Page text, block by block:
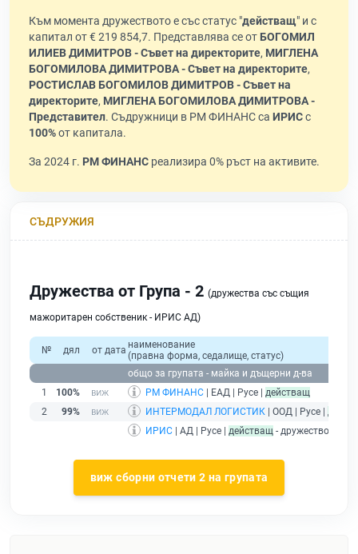
Към момента дружеството е със статус "действащ" и с
капитал от € 219 854,7. Представлява се отБОГОМИЛ
ИЛИЕВ ДИМИТРОВ - Съвет на директорите, МИГЛЕНА
БОГОМИЛОВА ДИМИТРОВА - Съвет на директорите,
РОСТИСЛАВ БОГОМИЛОВ ДИМИТРОВ - Съвет на
директорите, МИГЛЕНА БОГОМИЛОВА ДИМИТРОВА -
Представител. Съдружници в РМ ФИНАНС са ИРИСс
100%от капитала.
За 2024 г. РМ ФИНАНС реализира 0% ръст на активите.
СЪДРУЖИЯ
Дружества от Група - 2 (дружества със същия
мажоритарен собственик - ИРИС АД)
№ дял от дата наименование
(правна форма, седалище, статус)
общо за групата - майка и дъщерни д-ва
1
100% РМ ФИНАНС | ЕАД | Русе | действащ
2
99% ИНТЕРМОДАЛ ЛОГИСТИК | ООД | Русе |
ИРИС | АД | Русе | действащ - дружество
виж сборни отчети 2 на групата